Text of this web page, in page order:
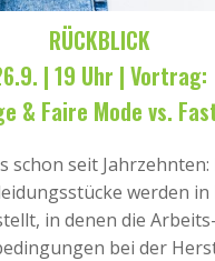
RÜCKBLICK
| 19 Uhr | Vortrag:
& Faire Mode vs.
schon seit
werden in
in denen die
bei der